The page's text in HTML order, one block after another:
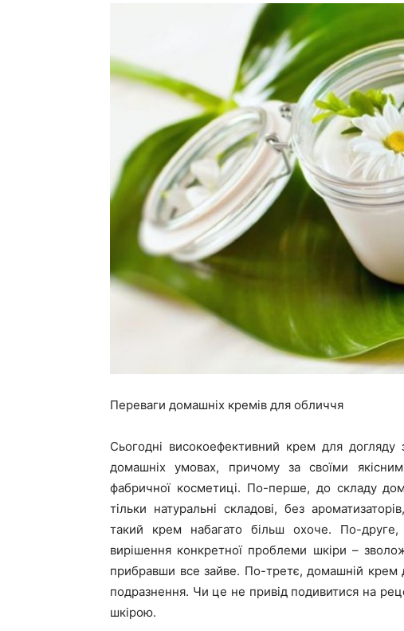
Переваги домашніх кремів для обличчя
Сьогодні високоефективний крем для
домашніх умовах, причому за своїми
фабричної косметиці. По-перше, до складу
тільки натуральні складові, без
такий крем набагато більш охоче. По-
вирішення конкретної проблеми шкіри –
прибравши все зайве. По-третє, домашній крем
подразнення. Чи це не привід подивитися на
шкірою.